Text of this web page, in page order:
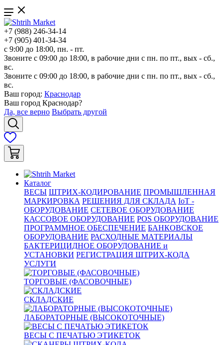
+7 (988) 246-34-14
+7 (905) 401-34-34
с 9:00 до 18:00, пн. - пт.
Звоните с 09:00 до 18:00, в рабочие дни с пн. по пт., вых - сб.,
вс.
Звоните с 09:00 до 18:00, в рабочие дни с пн. по пт., вых - сб.,
вс.
Ваш город: Краснодар
Ваш город Краснодар?
Да, все верно Выбрать другой
Каталог
ВЕСЫ ШТРИХ-КОДИРОВАНИЕ ПРОМЫШЛЕННАЯ
МАРКИРОВКА РЕШЕНИЯ ДЛЯ СКЛАДА IoT -
ОБОРУДОВАНИЕ СЕТЕВОЕ ОБОРУДОВАНИЕ
КАССОВОЕ ОБОРУДОВАНИЕ POS ОБОРУДОВАНИЕ
ПРОГРАММНОЕ ОБЕСПЕЧЕНИЕ БАНКОВСКОЕ
ОБОРУДОВАНИЕ РАСХОДНЫЕ МАТЕРИАЛЫ
БАКТЕРИЦИДНОЕ ОБОРУДОВАНИЕ и
УСТАНОВКИ РЕГИСТРАЦИЯ ШТРИХ-КОДА
УСЛУГИ
ТОРГОВЫЕ (ФАСОВОЧНЫЕ)
СКЛАДСКИЕ
ЛАБОРАТОРНЫЕ (ВЫСОКОТОЧНЫЕ)
ВЕСЫ С ПЕЧАТЬЮ ЭТИКЕТОК